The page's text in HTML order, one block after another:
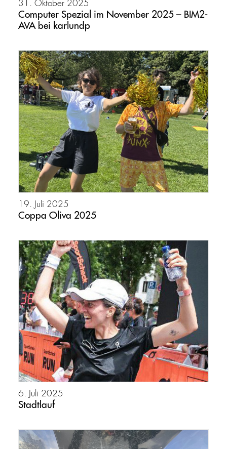
31. Oktober 2025
Computer Spezial im November 2025 – BIM2-
AVA bei karlundp
19. Juli 2025
Coppa Oliva 2025
6. Juli 2025
Stadtlauf